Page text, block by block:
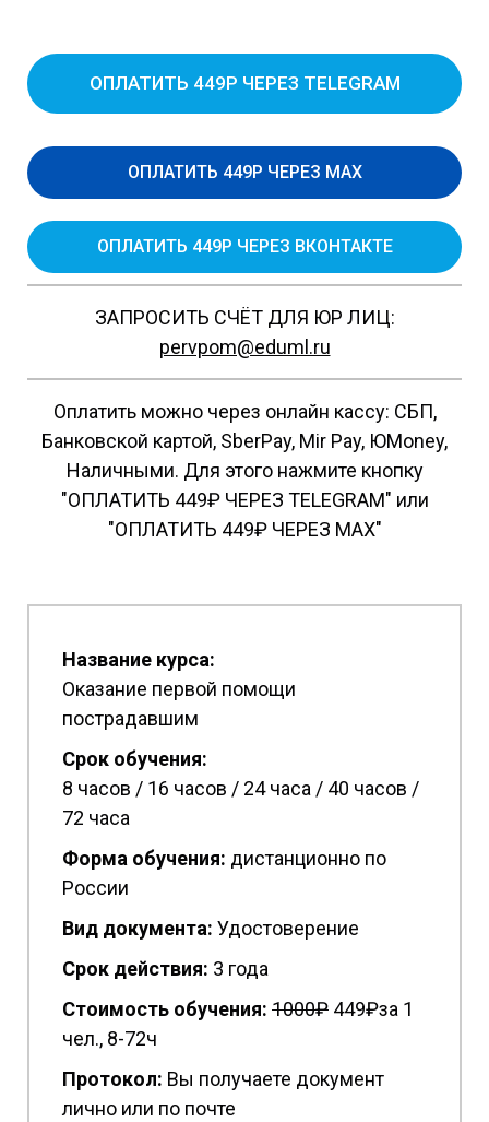
ОПЛАТИТЬ 449Р ЧЕРЕЗ TELEGRAM
ОПЛАТИТЬ 449Р ЧЕРЕЗ MAX
ОПЛАТИТЬ 449Р ЧЕРЕЗ ВКОНТАКТЕ
ЗАПРОСИТЬ СЧЁТ ДЛЯ ЮР ЛИЦ:
pervpom@eduml.ru
Оплатить можно через онлайн кассу: СБП,
Банковской картой, SberPay, Mir Pay, ЮMoney,
Наличными. Для этого нажмите кнопку
"ОПЛАТИТЬ 449₽ ЧЕРЕЗ TELEGRAM" или
"ОПЛАТИТЬ 449₽ ЧЕРЕЗ MAX"
Название курса:
Оказание первой помощи
пострадавшим
Срок обучения:
8 часов / 16 часов / 24 часа / 40 часов /
72 часа
Форма обучения: дистанционно по
России
Вид документа: Удостоверение
Срок действия: 3 года
Стоимость обучения: 1000₽ 449₽за 1
чел., 8-72ч
Протокол: Вы получаете документ
лично или по почте